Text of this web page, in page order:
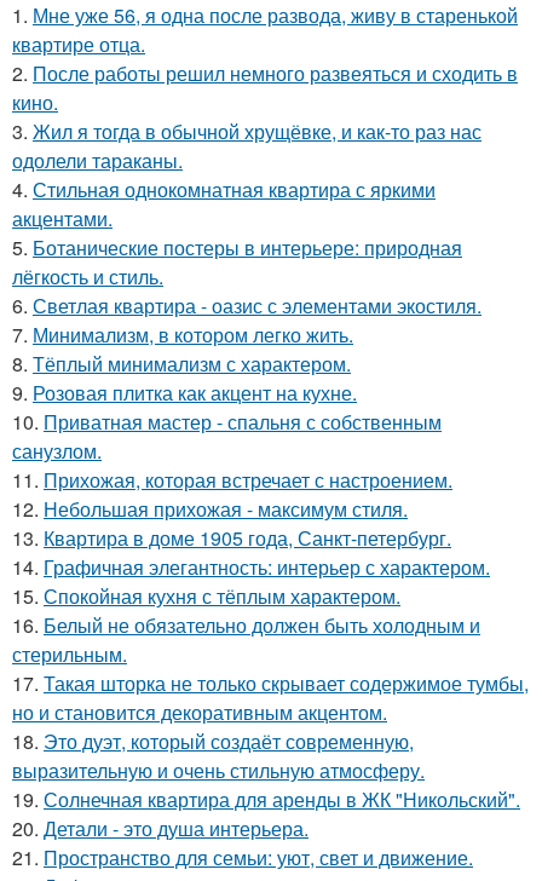
1. Мне уже 56, я одна после развода, живу в старенькой
квартире отца.
2. После работы решил немного развеяться и сходить в
кино.
3. Жил я тогда в обычной хрущёвке, и как-то раз нас
одолели тараканы.
4. Стильная однокомнатная квартира с яркими
акцентами.
5. Ботанические постеры в интерьере: природная
лёгкость и стиль.
6. Светлая квартира - оазис с элементами экостиля.
7. Минимализм, в котором легко жить.
8. Тёплый минимализм с характером.
9. Розовая плитка как акцент на кухне.
10. Приватная мастер - спальня с собственным
санузлом.
11. Прихожая, которая встречает с настроением.
12. Небольшая прихожая - максимум стиля.
13. Квартира в доме 1905 года, Санкт-петербург.
14. Графичная элегантность: интерьер с характером.
15. Спокойная кухня с тёплым характером.
16. Белый не обязательно должен быть холодным и
стерильным.
17. Такая шторка не только скрывает содержимое тумбы,
но и становится декоративным акцентом.
18. Это дуэт, который создаёт современную,
выразительную и очень стильную атмосферу.
19. Солнечная квартира для аренды в ЖК "Никольский".
20. Детали - это душа интерьера.
21. Пространство для семьи: уют, свет и движение.